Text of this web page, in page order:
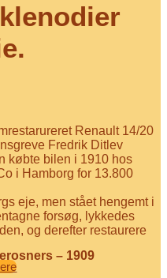
Renault 14/20
Fredrik Ditlev
købte bilen i 1910 hos
i Hamborg for 13.800
eje, men stået hengemt i
forsøg, lykkedes
og derefter restaurere
– 1909